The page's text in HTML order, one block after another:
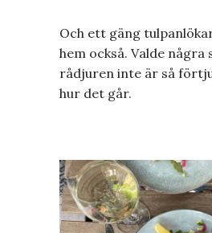
Och ett gäng
hem också. Valde
rådjuren inte är så
hur det går.